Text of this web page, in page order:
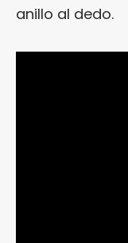
anillo al dedo.